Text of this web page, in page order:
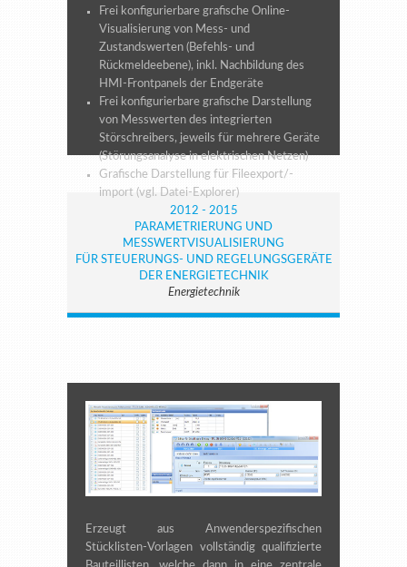
Frei konfigurierbare grafische Online-
Visualisierung von Mess- und
Zustandswerten (Befehls- und
Rückmeldeebene), inkl. Nachbildung des
HMI-Frontpanels der Endgeräte
Frei konfigurierbare grafische Darstellung
von Messwerten des integrierten
Störschreibers, jeweils für mehrere Geräte
(Störungsanalyse in elektrischen Netzen)
Grafische Darstellung für Fileexport/-
import (vgl. Datei-Explorer)
2012 - 2015
PARAMETRIERUNG UND
MESSWERTVISUALISIERUNG
FÜR STEUERUNGS- UND REGELUNGSGERÄTE
DER ENERGIETECHNIK
Energietechnik
Erzeugt aus Anwenderspezifischen
Stücklisten-Vorlagen vollständig qualifizierte